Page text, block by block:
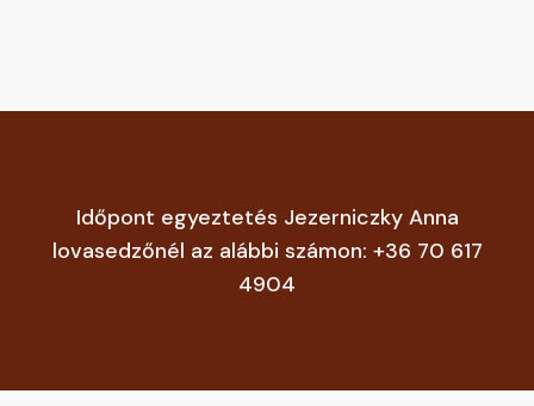
Időpont egyeztetés Jezerniczky Anna
lovasedzőnél az alábbi számon: +36 70 617
4904